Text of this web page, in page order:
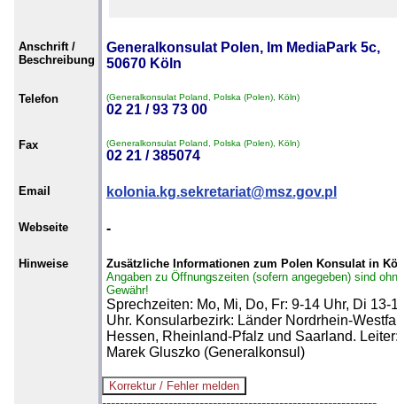
Anschrift /
Beschreibung
Generalkonsulat Polen, Im MediaPark 5c,
50670 Köln
Telefon (Generalkonsulat Poland, Polska (Polen), Köln)
02 21 / 93 73 00
Fax (Generalkonsulat Poland, Polska (Polen), Köln)
02 21 / 385074
Email kolonia.kg.sekretariat@msz.gov.pl
Webseite -
Hinweise
Zusätzliche Informationen zum Polen Konsulat in
Angaben zu Öffnungszeiten (sofern angegeben) sind
Gewähr!
Sprechzeiten: Mo, Mi, Do, Fr: 9-14 Uhr, Di 13-
Uhr. Konsularbezirk: Länder Nordrhein-
Hessen, Rheinland-Pfalz und Saarland. Leiter:
Marek Gluszko (Generalkonsul)